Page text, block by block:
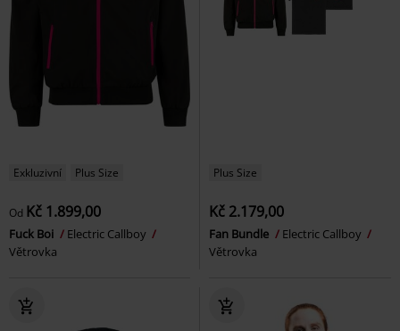
Exkluzivní Plus Size
Od Kč 1.899,00
Fuck Boi
Electric Callboy
Větrovka
Plus Size
Kč 2.179,00
Fan Bundle
Electric Callboy
Větrovka